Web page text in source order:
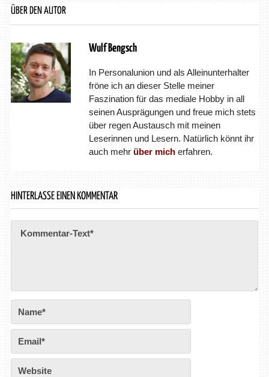
ÜBER DEN AUTOR
Wulf Bengsch
In Personalunion und als Alleinunterhalter
fröne ich an dieser Stelle meiner
Faszination für das mediale Hobby in all
seinen Ausprägungen und freue mich stets
über regen Austausch mit meinen
Leserinnen und Lesern. Natürlich könnt ihr
auch mehr über micherfahren.
HINTERLASSE EINEN KOMMENTAR